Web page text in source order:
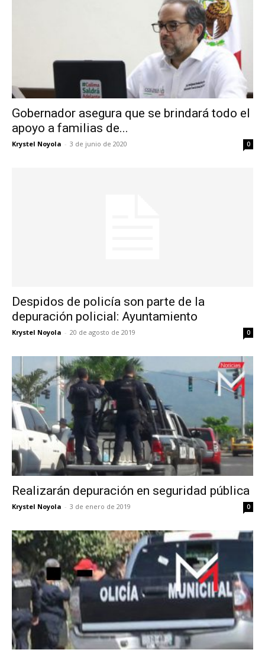
Gobernador asegura que se brindará todo el
apoyo a familias de...
Krystel Noyola - 3 de junio de 2020 0
Despidos de policía son parte de la
depuración policial: Ayuntamiento
Krystel Noyola - 20 de agosto de 2019 0
Realizarán depuración en seguridad pública
Krystel Noyola - 3 de enero de 2019 0